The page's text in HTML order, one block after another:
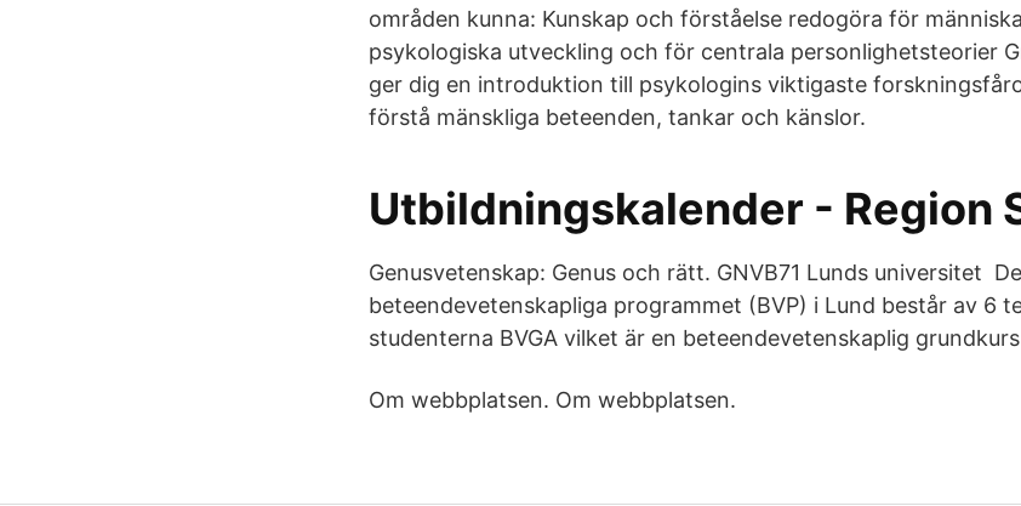
områden kunna: Kunskap och förståelse redogöra för
psykologiska utveckling och för centrala personlighetsteorier
ger dig en introduktion till psykologins viktigaste
förstå mänskliga beteenden, tankar och känslor.
Utbildningskalender - Region
Genusvetenskap: Genus och rätt. GNVB71 Lunds universitet
beteendevetenskapliga programmet (BVP) i Lund består av 6
studenterna BVGA vilket är en beteendevetenskaplig
Om webbplatsen. Om webbplatsen.